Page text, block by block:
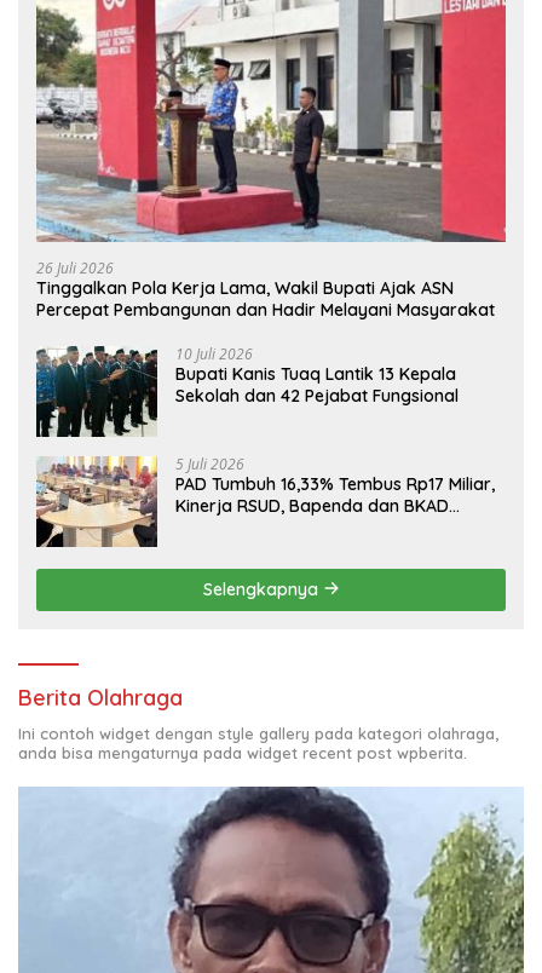
26 Juli 2026
Tinggalkan Pola Kerja Lama, Wakil Bupati Ajak ASN
Percepat Pembangunan dan Hadir Melayani Masyarakat
10 Juli 2026
Bupati Kanis Tuaq Lantik 13 Kepala
Sekolah dan 42 Pejabat Fungsional
5 Juli 2026
PAD Tumbuh 16,33% Tembus Rp17 Miliar,
Kinerja RSUD, Bapenda dan BKAD
Selengkapnya
Berita Olahraga
Ini contoh widget dengan style gallery pada kategori olahraga,
anda bisa mengaturnya pada widget recent post wpberita.